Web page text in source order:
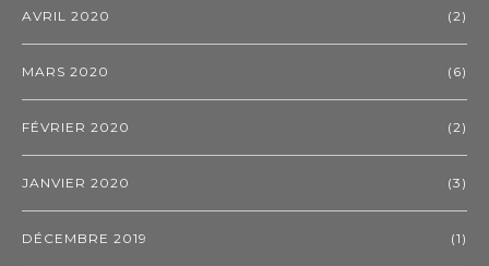
AVRIL 2020 (2)
MARS 2020 (6)
FÉVRIER 2020 (2)
JANVIER 2020 (3)
DÉCEMBRE 2019 (1)